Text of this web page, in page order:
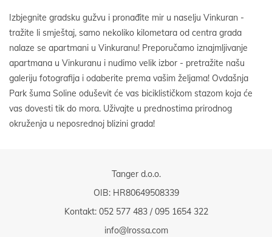
Izbjegnite gradsku gužvu i pronađite mir u naselju Vinkuran -
tražite li smještaj, samo nekoliko kilometara od centra grada
nalaze se apartmani u Vinkuranu! Preporučamo iznajmljivanje
apartmana u Vinkuranu i nudimo velik izbor - pretražite našu
galeriju fotografija i odaberite prema vašim željama! Ovdašnja
Park šuma Soline oduševit će vas biciklističkom stazom koja će
vas dovesti tik do mora. Uživajte u prednostima prirodnog
okruženja u neposrednoj blizini grada!
Tanger d.o.o.
OIB: HR80649508339
Kontakt: 052 577 483/095 1654 322
info@lrossa.com